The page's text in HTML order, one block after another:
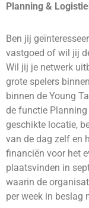
Planning &
Ben jij
vastgoed of wil jij
Wil jij je netwerk
grote spelers
binnen de Young
de functie
geschikte locatie,
van de dag zelf en
financiën voor het
plaatsvinden in
waarin de
per week in beslag